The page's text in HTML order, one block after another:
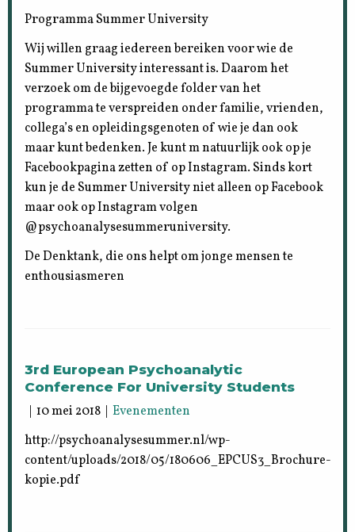
Programma Summer University
Wij willen graag iedereen bereiken voor wie de
Summer University interessant is. Daarom het
verzoek om de bijgevoegde folder van het
programma te verspreiden onder familie, vrienden,
collega’s en opleidingsgenoten of wie je dan ook
maar kunt bedenken. Je kunt m natuurlijk ook op je
Facebookpagina zetten of op Instagram. Sinds kort
kun je de Summer University niet alleen op Facebook
maar ook op Instagram volgen
@psychoanalysesummeruniversity.
De Denktank, die ons helpt om jonge mensen te
enthousiasmeren
3rd European Psychoanalytic
Conference For University Students
| 10 mei 2018 |Evenementen
http://psychoanalysesummer.nl/wp-
content/uploads/2018/05/180606_EPCUS3_Brochure-
kopie.pdf